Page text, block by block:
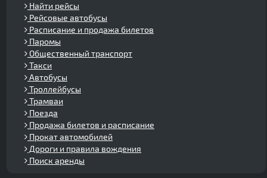
Найти рейсы
Рейсовые автобусы
Расписание и продажа билетов
Паромы
Общественный транспорт
Такси
Автобусы
Троллейбусы
Трамваи
Поезда
Продажа билетов и расписание
Прокат автомобилей
Дороги и правила вождения
Поиск аренды